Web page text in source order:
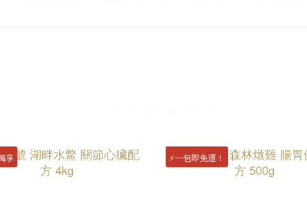
享 ⚡️一包即免運！